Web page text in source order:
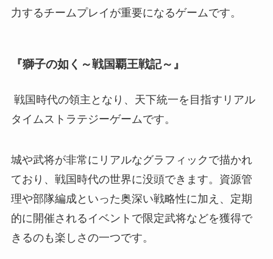
力するチームプレイが重要になるゲームです。
『獅子の如く～戦国覇王戦記～』
戦国時代の領主となり、天下統一を目指すリアル
タイムストラテジーゲームです。
城や武将が非常にリアルなグラフィックで描かれ
ており、戦国時代の世界に没頭できます。資源管
理や部隊編成といった奥深い戦略性に加え、定期
的に開催されるイベントで限定武将などを獲得で
きるのも楽しさの一つです。